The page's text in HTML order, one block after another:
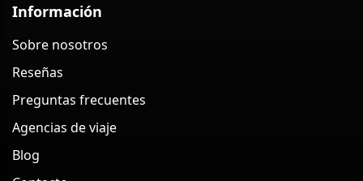
Información
Sobre nosotros
Reseñas
Preguntas frecuentes
Agencias de viaje
Blog